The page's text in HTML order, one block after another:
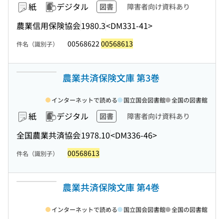
紙 デジタル 図書 障害者向け資料あり
農業信用保険協会1980.3<DM331-41>
件名（識別子） 00568622 00568613
農業共済保険文庫 第3巻
紙 デジタル 図書 障害者向け資料あり
全国農業共済協会1978.10<DM336-46>
インターネットで読める 国立国会図書館 全国の図書館
件名（識別子） 00568613
農業共済保険文庫 第4巻
インターネットで読める 国立国会図書館 全国の図書館